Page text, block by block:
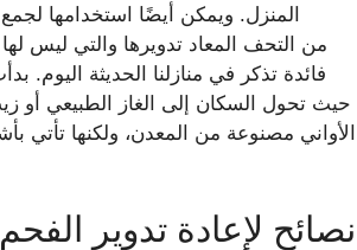
المنزل. ويمكن أيضًا استخدامها
فائدة تذكر في منازلنا الحديثة
حيث تحول السكان إلى الغاز الطبيعي أو
الأواني مصنوعة من المعدن، ولكنها تأتي
نصائح لإعادة تدوير